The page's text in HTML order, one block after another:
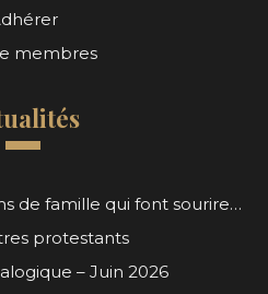
membres
de famille qui font sourire…
protestants
– Juin 2026